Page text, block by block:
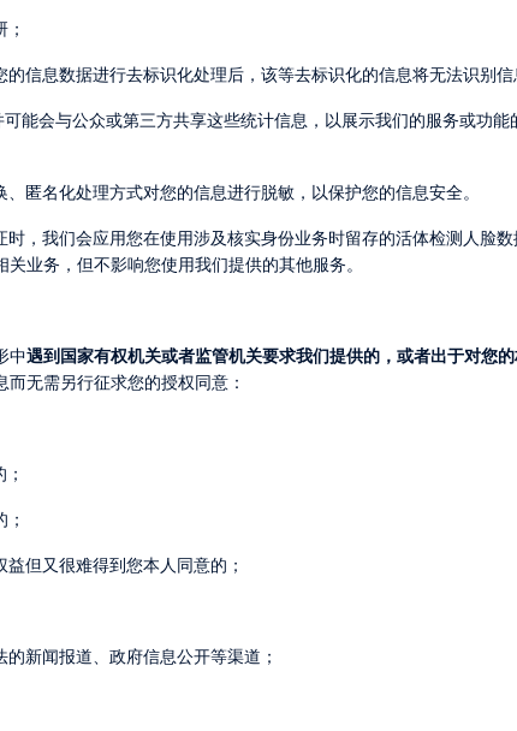
的信息数据进行去标识化处理后，该等去标识化的信息将无法识别信
、匿名化处理方式对您的信息进行脱敏，以保护您的信息安全。
业务，但不影响您使用我们提供的其他服务。
中遇到国家有权机关或者监管机关要求我们提供的，或者出于对您
而无需另行征求您的授权同意：
益但又很难得到您本人同意的；
的新闻报道、政府信息公开等渠道；